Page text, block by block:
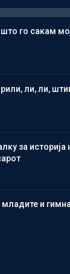
го сакам
ли, ли,
за
младите и